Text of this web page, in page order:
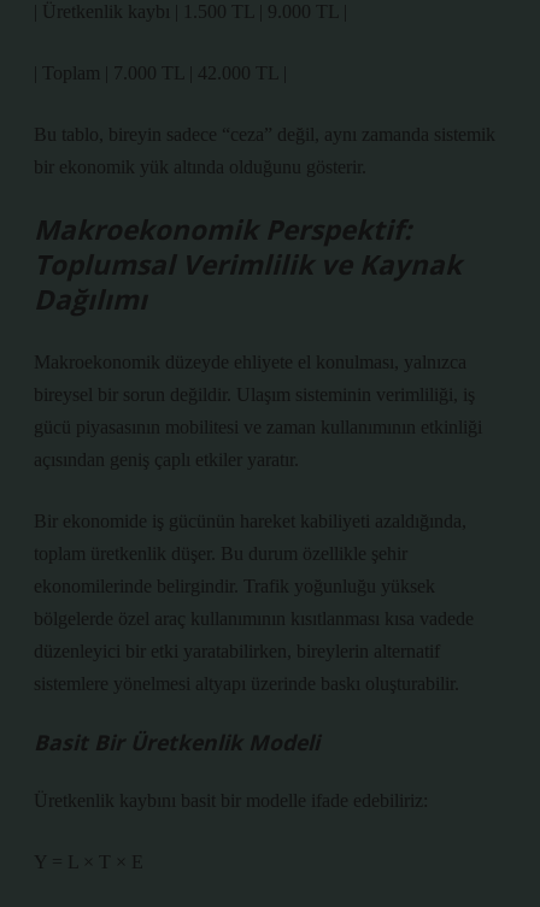
| Üretkenlik kaybı | 1.500 TL | 9.000 TL |
| Toplam | 7.000 TL | 42.000 TL |
Bu tablo, bireyin sadece “ceza” değil, aynı zamanda sistemik
bir ekonomik yük altında olduğunu gösterir.
Makroekonomik Perspektif:
Toplumsal Verimlilik ve Kaynak
Dağılımı
Makroekonomik düzeyde ehliyete el konulması, yalnızca
bireysel bir sorun değildir. Ulaşım sisteminin verimliliği, iş
gücü piyasasının mobilitesi ve zaman kullanımının etkinliği
açısından geniş çaplı etkiler yaratır.
Bir ekonomide iş gücünün hareket kabiliyeti azaldığında,
toplam üretkenlik düşer. Bu durum özellikle şehir
ekonomilerinde belirgindir. Trafik yoğunluğu yüksek
bölgelerde özel araç kullanımının kısıtlanması kısa vadede
düzenleyici bir etki yaratabilirken, bireylerin alternatif
sistemlere yönelmesi altyapı üzerinde baskı oluşturabilir.
Basit Bir Üretkenlik Modeli
Üretkenlik kaybını basit bir modelle ifade edebiliriz:
Y = L × T × E